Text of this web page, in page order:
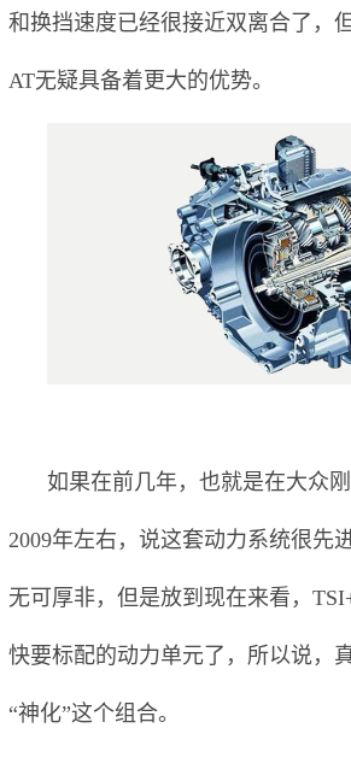
和换挡速度已经很接近双离合了，
AT无疑具备着更大的优势。
如果在前几年，也就是在大众
2009年左右，说这套动力系统很先
无可厚非，但是放到现在来看，
快要标配的动力单元了，所以说，
“神化”这个组合。